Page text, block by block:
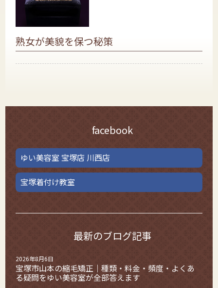
熟女が美貌を保つ秘策
facebook
ゆい美容室 宝塚店 川西店
宝塚着付け教室
最新のブログ記事
宝塚市山本の縮毛矯正｜種類・料金・頻度・よくあ
る疑問をゆい美容室が全部答えます
2026年8月6日